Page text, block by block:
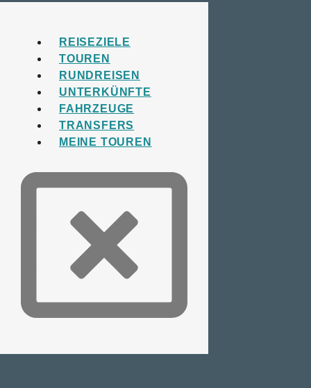
REISEZIELE
TOUREN
RUNDREISEN
UNTERKÜNFTE
FAHRZEUGE
TRANSFERS
MEINE TOUREN